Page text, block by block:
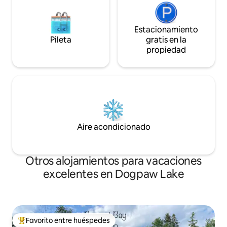
Pileta
Estacionamiento
gratis en la
propiedad
Aire acondicionado
Otros alojamientos para vacaciones
excelentes en Dogpaw Lake
Favorito entre los huéspedes más destacados
Favorito entre huéspedes